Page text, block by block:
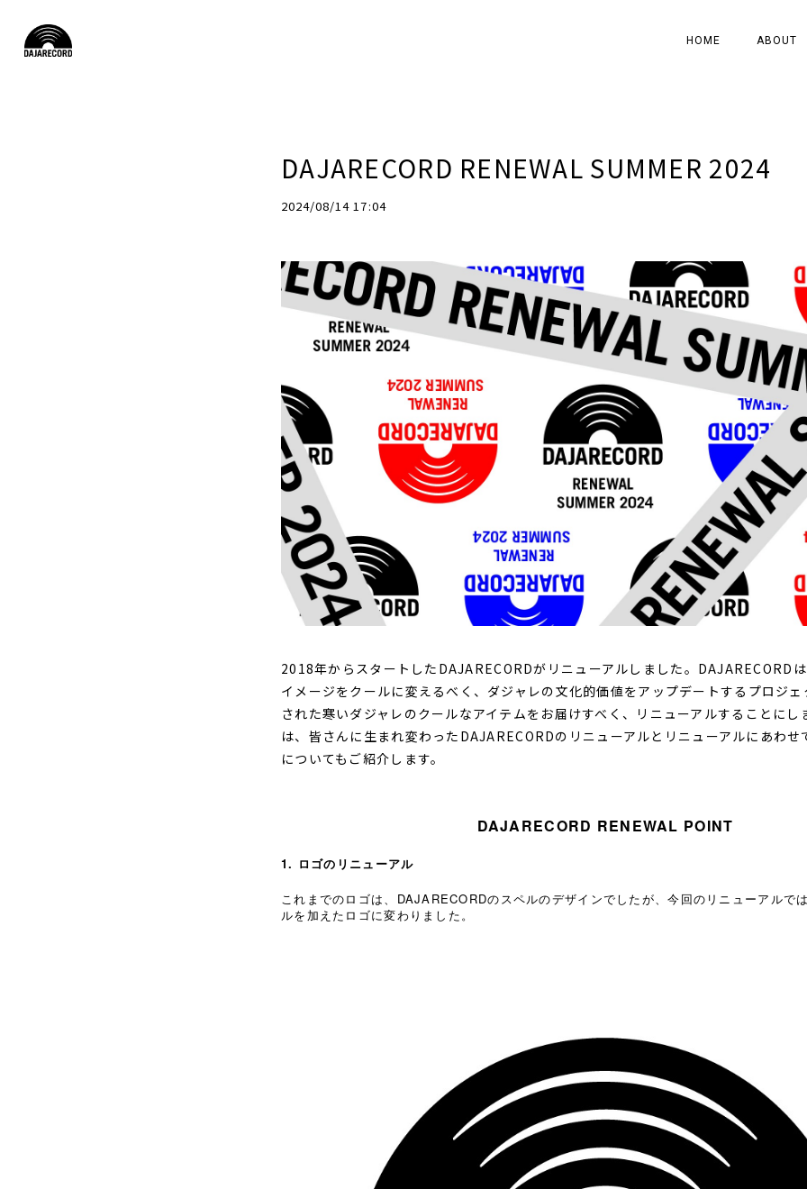
HOME ABOUT
DAJARECORD RENEWAL SUMMER 2024
2024/08/14 17:04
2018年からスタートしたDAJARECORDがリニューアルしました。 DAJARECORD
イメージをクールに変えるべく、ダジャレの文化的価値をアップデートするプロジ
された寒いダジャレのクールなアイテムをお届けすべく、リニューアルすることにし
は、皆さんに生まれ変わったDAJARECORDのリニューアルとリニューアルにあわせ
についてもご紹介します。
DAJARECORD RENEWAL POINT
1. ロゴのリニューアル
これまでのロゴは、 DAJARECORDのスペルのデザインでしたが、今回のリニューアルで
ルを加えたロゴに変わりました。